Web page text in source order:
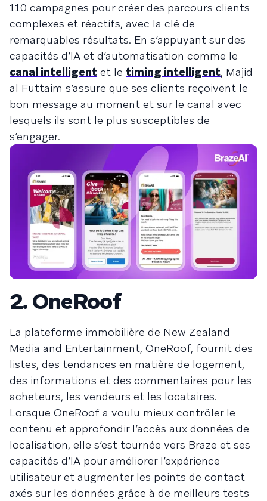
110 campagnes pour créer des parcours clients
complexes et réactifs, avec la clé de
remarquables résultats. En s’appuyant sur des
capacités d’IA et d’automatisation comme le
canal intelligent et le timing intelligent, Majid
al Futtaim s’assure que ses clients reçoivent le
bon message au moment et sur le canal avec
lesquels ils sont le plus susceptibles de
s’engager.
2. OneRoof
La plateforme immobilière de New Zealand
Media and Entertainment, OneRoof, fournit des
listes, des tendances en matière de logement,
des informations et des commentaires pour les
acheteurs, les vendeurs et les locataires.
Lorsque OneRoof a voulu mieux contrôler le
contenu et approfondir l’accès aux données de
localisation, elle s’est tournée vers Braze et ses
capacités d’IA pour améliorer l’expérience
utilisateur et augmenter les points de contact
axés sur les données grâce à de meilleurs tests